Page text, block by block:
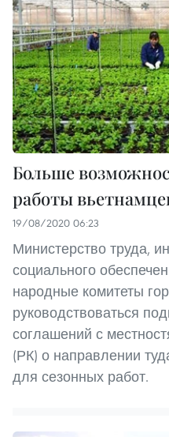
Больше
работы
19/08/2020 06:23
Министерство труда,
социального
народные комитеты
руководствоваться
соглашений с
(РК) о направлении
для сезонных работ.